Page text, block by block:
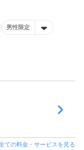
男性限定
ての料金・サービスを見る